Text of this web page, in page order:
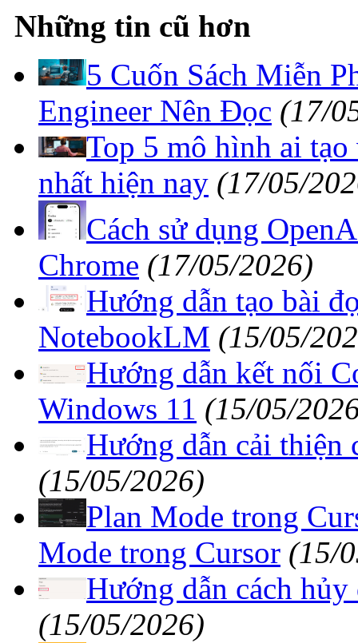
Những tin cũ hơn
5 Cuốn Sách Miễn
Engineer Nên Đọc (17/
Top 5 mô hình ai
nhất hiện nay (17/05/
Cách sử dụng
Chrome (17/05/2026)
Hướng dẫn tạo bài
NotebookLM (15/05/
Hướng dẫn kết nối
Windows 11 (15/05/
Hướng dẫn cải thiện
(15/05/2026)
Plan Mode trong
Mode trong Cursor (15/
Hướng dẫn cách
(15/05/2026)